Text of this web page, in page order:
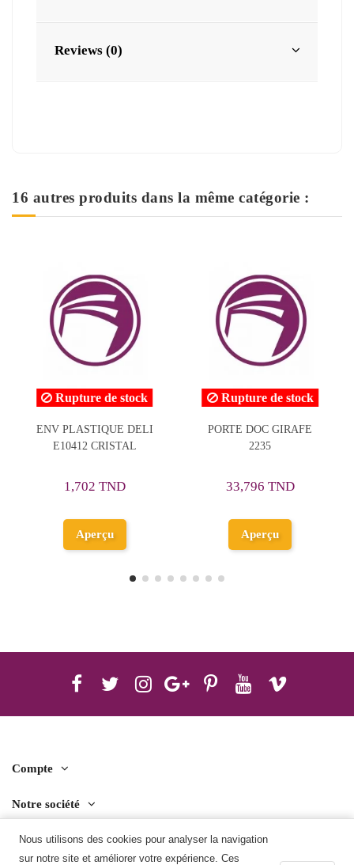
Nous utilisons des cookies pour analyser la navigation
sur notre site et améliorer votre expérience. Ces
Reviews (0)
16 autres produits dans la même catégorie :
DELI
Rupture de stock
PORTE DOC GIRAFE
2235
33,796 TND
Porte Menu Cuir A5
15,898 TND
Ajouter au
Compte
Notre société
Contact us